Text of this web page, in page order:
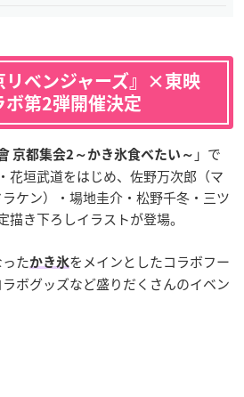
リベンジャーズ』×東映
ボ第2弾開催決定
京都集会2～かき氷食べたい～ 」で
花垣武道をはじめ、佐野万次郎（マ
ケン）・場地圭介・松野千冬・三ツ
き下ろしイラストが登場。
たかき氷をメインとしたコラボフー
ボグッズなど盛りだくさんのイベン